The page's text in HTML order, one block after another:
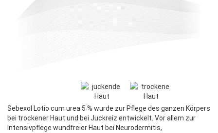
Sebexol Lotio cum urea 5 % wurde zur Pflege des ganzen Körpers
bei trockener Haut und bei Juckreiz entwickelt. Vor allem zur
Intensivpflege wundfreier Haut bei Neurodermitis,